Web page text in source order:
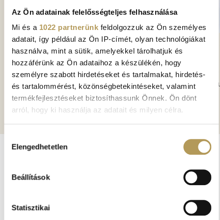
Az Ön adatainak felelősségteljes felhasználása
Mi és a 1022 partnerünkfeldolgozzuk az Ön személyes
adatait, így például az Ön IP-címét, olyan technológiákat
használva, mint a sütik, amelyekkel tárolhatjuk és
hozzáférünk az Ön adataihoz a készülékén, hogy
személyre szabott hirdetéseket és tartalmakat, hirdetés-
és tartalommérést, közönségbetekintéseket, valamint
termékfejlesztéseket biztosíthassunk Önnek. Ön dönt
arról, hogy ki használja az adatait és milyen célra.
Információgyűjtés az Ön földrajzi
Az Ön készülékén beazonosítása annak konkrét
tulajdonságainak (ujjlenyomat) aktív ellenőrzésével
módjairól és adja meg preferenciáit a
Részletek pontban
kiválasztása
Elengedhetetlen
Beállítások
Statisztikai
DR. ILNICZKY SÁNDOR
Neurológus